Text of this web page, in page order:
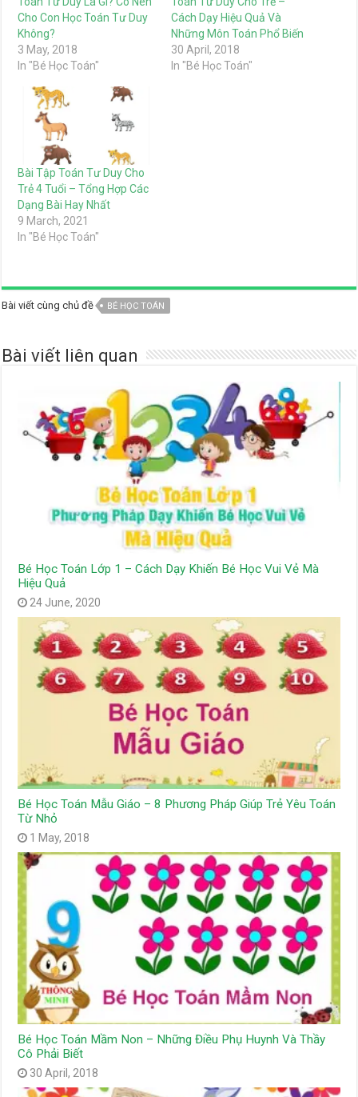
Cho Con Học Toán Tư Duy
Không?
3 May, 2018
In "Bé Học Toán"
Cách Dạy Hiệu Quả Và
Những Môn Toán Phổ Biến
30 April, 2018
In "Bé Học Toán"
Bài Tập Toán Tư Duy Cho
Trẻ 4 Tuổi – Tổng Hợp Các
Dạng Bài Hay Nhất
9 March, 2021
In "Bé Học Toán"
Bài viết cùng chủ đề BÉ HỌC TOÁN
Bài viết liên quan
Bé Học Toán Lớp 1 – Cách Dạy Khiến Bé Học Vui Vẻ Mà
Hiệu Quả
24 June, 2020
Bé Học Toán Mẫu Giáo – 8 Phương Pháp Giúp Trẻ Yêu Toán
Từ Nhỏ
1 May, 2018
Bé Học Toán Mầm Non – Những Điều Phụ Huynh Và Thầy
Cô Phải Biết
30 April, 2018